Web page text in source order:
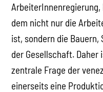
dem nicht nur die
ist, sondern die
der Gesellschaft.
zentrale Frage der
einerseits eine